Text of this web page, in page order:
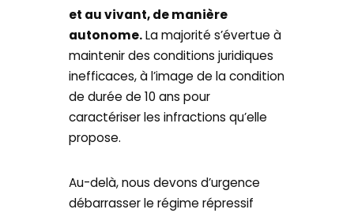
et au vivant, de manière
autonome.La majorité s’évertue à
maintenir des conditions juridiques
inefficaces, à l’image de la condition
de durée de 10 ans pour
caractériser les infractions qu’elle
propose.
Au-delà, nous devons d’urgence
débarrasser le régime répressif